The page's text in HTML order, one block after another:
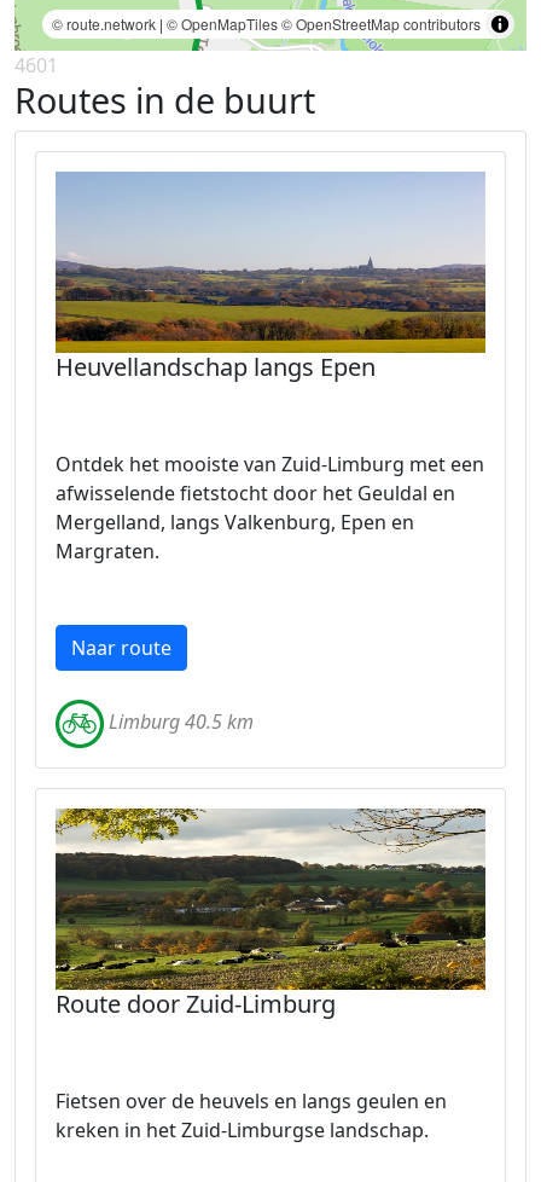
© route.network | © OpenMapTiles© OpenStreetMap contributors
4601
Routes in de buurt
Heuvellandschap langs Epen
Ontdek het mooiste van Zuid-Limburg met een
afwisselende fietstocht door het Geuldal en
Mergelland, langs Valkenburg, Epen en
Margraten.
Naar route
Limburg 40.5 km
Route door Zuid-Limburg
Fietsen over de heuvels en langs geulen en
kreken in het Zuid-Limburgse landschap.